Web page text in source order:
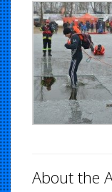
About the